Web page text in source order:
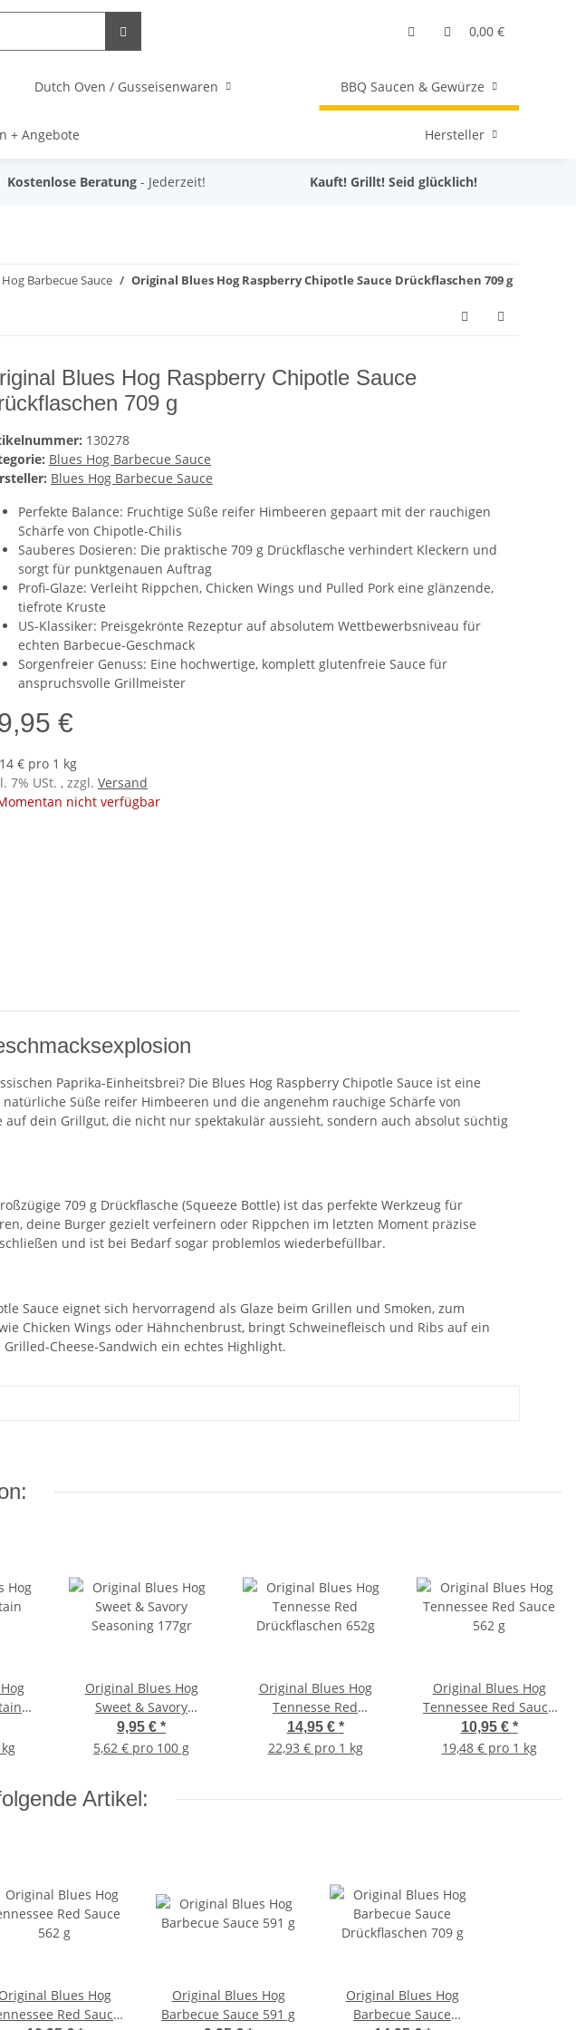
0,00 €
Dutch Oven / Gusseisenwaren BBQ Saucen & Gewürze
+ Angebote Hersteller
Kostenlose Beratung - Jederzeit! Kauft! Grillt! Seid glücklich!
Barbecue Sauce Original Blues Hog Raspberry Chipotle Sauce Drückflaschen 709 g
Blues Hog Raspberry Chipotle Sauce
709 g
130278
Blues Hog Barbecue Sauce
Blues Hog Barbecue Sauce
Perfekte Balance: Fruchtige Süße reifer Himbeeren gepaart mit der rauchigen
Schärfe von Chipotle-Chilis
Sauberes Dosieren: Die praktische 709 g Drückflasche verhindert Kleckern und
sorgt für punktgenauen Auftrag
Profi-Glaze: Verleiht Rippchen, Chicken Wings und Pulled Pork eine glänzende,
tiefrote Kruste
US-Klassiker: Preisgekrönte Rezeptur auf absolutem Wettbewerbsniveau für
echten Barbecue-Geschmack
Sorgenfreier Genuss: Eine hochwertige, komplett glutenfreie Sauce für
anspruchsvolle Grillmeister
€
€ pro 1 kg
7% USt. , zzgl. Versand
nicht verfügbar
Paprika-Einheitsbrei? Die Blues Hog Raspberry Chipotle Sauce ist eine
Süße reifer Himbeeren und die angenehm rauchige Schärfe von
dein Grillgut, die nicht nur spektakulär aussieht, sondern auch absolut süchtig
709 g Drückflasche (Squeeze Bottle) ist das perfekte Werkzeug für
deine Burger gezielt verfeinern oder Rippchen im letzten Moment präzise
und ist bei Bedarf sogar problemlos wiederbefüllbar.
Sauce eignet sich hervorragend als Glaze beim Grillen und Smoken, zum
Chicken Wings oder Hähnchenbrust, bringt Schweinefleisch und Ribs auf ein
Cheese-Sandwich ein echtes Highlight.
Original Blues Hog
Sweet & Savory
Seasoning 177gr
9,95 € *
5,62 € pro 100 g
Original Blues Hog
Tennesse Red
Drückflaschen 652g
14,95 € *
22,93 € pro 1 kg
Original Blues Hog
Tennessee Red Sauce
562 g
10,95 € *
19,48 € pro 1 kg
Artikel:
Original Blues Hog
Red Sauce
Original Blues Hog
Barbecue Sauce 591 g
Original Blues Hog
Barbecue Sauce